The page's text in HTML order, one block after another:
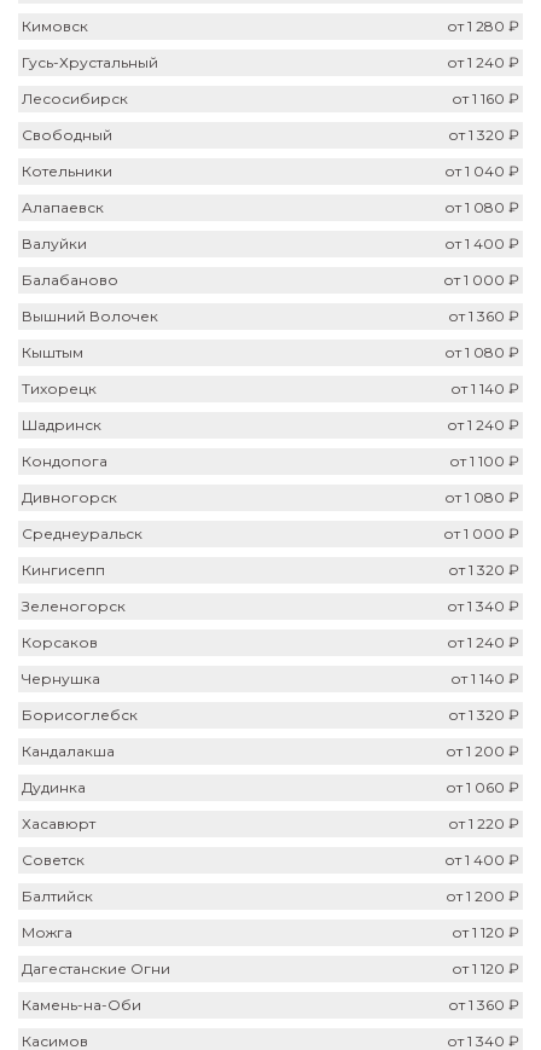
Кимовск
от 1 280 ₽
Гусь-Хрустальный
от 1 240 ₽
Лесосибирск
от 1 160 ₽
Свободный
от 1 320 ₽
Котельники
от 1 040 ₽
Алапаевск
от 1 080 ₽
Валуйки
от 1 400 ₽
Балабаново
от 1 000 ₽
Вышний Волочек
от 1 360 ₽
Кыштым
от 1 080 ₽
Тихорецк
от 1 140 ₽
Шадринск
от 1 240 ₽
Кондопога
от 1 100 ₽
Дивногорск
от 1 080 ₽
Среднеуральск
от 1 000 ₽
Кингисепп
от 1 320 ₽
Зеленогорск
от 1 340 ₽
Корсаков
от 1 240 ₽
Чернушка
от 1 140 ₽
Борисоглебск
от 1 320 ₽
Кандалакша
от 1 200 ₽
Дудинка
от 1 060 ₽
Хасавюрт
от 1 220 ₽
Советск
от 1 400 ₽
Балтийск
от 1 200 ₽
Можга
от 1 120 ₽
Дагестанские Огни
от 1 120 ₽
Камень-на-Оби
от 1 360 ₽
Касимов
от 1 340 ₽